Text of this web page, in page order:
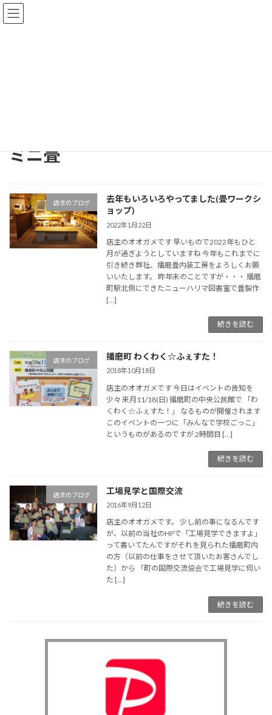
コ
ン
ナ
ビ
ミニ畳
店主のブログ
去年もいろいろやってました(畳ワークシ
ョップ)
2022年1月22日
店主のオオガメです 早いもので2022年もひと
月が過ぎようとしていますね 今年もこれまでに
引き続き弊社、播磨畳内装工房をよろしくお願
いいたします。 昨年末のことですが・・・ 播磨
町駅北側にできたニューハリマ図書室で畳製作
[…]
続きを読む
店主のブログ 播磨町 わくわく☆ふぇすた！
2018年10月18日
店主のオオガメです 今日はイベントの告知を
少々 来月11/18(日) 播磨町の中央公民館で 「わ
くわく☆ふぇすた！」 なるものが開催されます
このイベントの一つに「みんなで学校ごっこ」
というものがあるのですが 2時間目 […]
続きを読む
店主のブログ 工場見学と国際交流
2016年9月12日
店主のオオガメです。 少し前の事になるんです
が、以前の当社のHPで「工場見学できますよ」
って書いてたんですがそれを見られた播磨町内
の方（以前の仕事をさせて頂いたお客さんでし
た）から 「町の国際交流協会で工場見学に伺い
た […]
続きを読む